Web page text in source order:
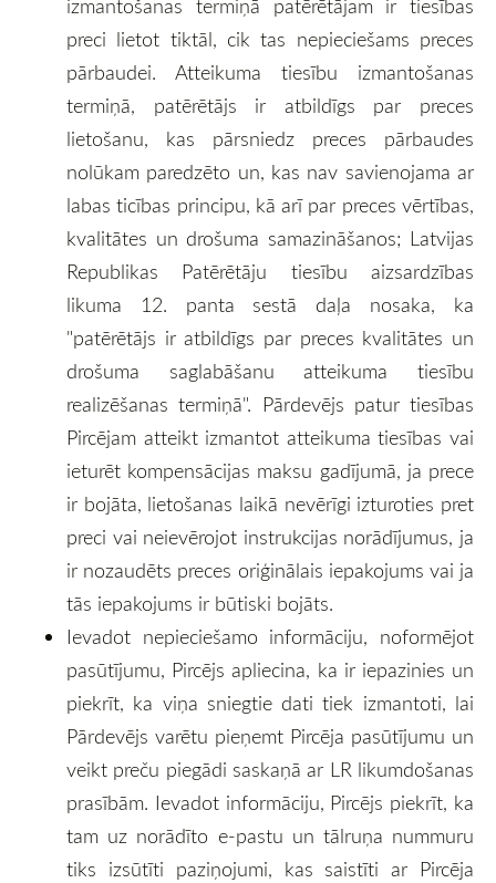
preci lietot tiktāl, cik tas nepieciešams preces
pārbaudei. Atteikuma tiesību izmantošanas
termiņā, patērētājs ir atbildīgs par preces
lietošanu, kas pārsniedz preces pārbaudes
nolūkam paredzēto un, kas nav savienojama ar
labas ticības principu, kā arī par preces vērtības,
kvalitātes un drošuma samazināšanos; Latvijas
Republikas Patērētāju tiesību aizsardzības
likuma 12. panta sestā daļa nosaka, ka
"patērētājs ir atbildīgs par preces kvalitātes un
drošuma saglabāšanu atteikuma tiesību
realizēšanas termiņā". Pārdevējs patur tiesības
Pircējam atteikt izmantot atteikuma tiesības vai
ieturēt kompensācijas maksu gadījumā, ja prece
ir bojāta, lietošanas laikā nevērīgi izturoties pret
preci vai neievērojot instrukcijas norādījumus, ja
ir nozaudēts preces oriģinālais iepakojums vai ja
tās iepakojums ir būtiski bojāts.
Ievadot nepieciešamo informāciju, noformējot
pasūtījumu, Pircējs apliecina, ka ir iepazinies un
piekrīt, ka viņa sniegtie dati tiek izmantoti, lai
Pārdevējs varētu pieņemt Pircēja pasūtījumu un
veikt preču piegādi saskaņā ar LR likumdošanas
prasībām. Ievadot informāciju, Pircējs piekrīt, ka
tam uz norādīto e-pastu un tālruņa nummuru
tiks izsūtīti paziņojumi, kas saistīti ar Pircēja